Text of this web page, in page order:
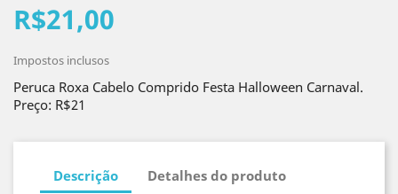
R$21,00
Impostos inclusos
Peruca Roxa Cabelo Comprido Festa Halloween Carnaval.
Preço: R$21
Descrição
Detalhes do produto